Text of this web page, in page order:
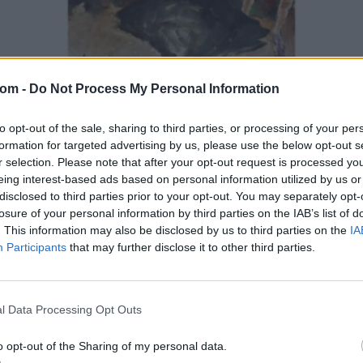
- Do Not Process My Personal Information
opt-out of the sale, sharing to third parties, or processing of your
for targeted advertising by us, please use the below opt-out
selection. Please note that after your opt-out request is processed
interest-based ads based on personal information utilized by us
to third parties prior to your opt-out. You may separately
of your personal information by third parties on the IAB’s list of
This information may also be disclosed by us to third parties on the
Participants that may further disclose it to other third parties.
Data Processing Opt Outs
opt-out of the Sharing of my personal data.
29. Lóránt János Demeter: Visszatérő álmaim IV.
Lóránt János Demeter (Békésszentandrás, 1938) Visszatérő
álmaim IV. Olaj, vászon 100 x 70 cm Jelezve balra lent: LJD
Kikiáltási ár:360 000Ft
Aukció:
Aukció 2.nap